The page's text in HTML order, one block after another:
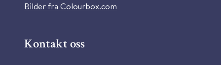
Bilder fra Colourbox.com
Kontakt oss